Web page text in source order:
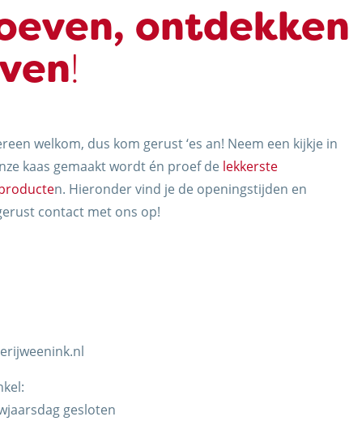
ontdekken
!
welkom, dus kom gerust ‘es an! Neem een kijkje in
kaas gemaakt wordt én proef de lekkerste
n. Hieronder vind je de openingstijden en
contact met ons op!
gesloten